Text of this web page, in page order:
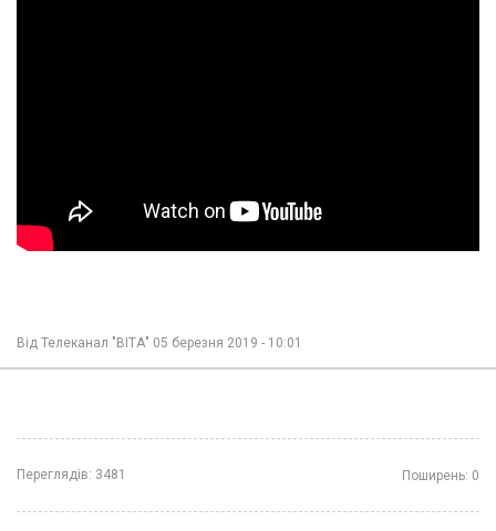
Від Телеканал "ВІТА" 05 березня 2019 - 10:01
Переглядів: 3481 Поширень: 0